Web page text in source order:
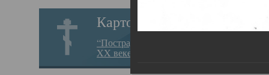
Картотека
“Пострадавшие за веру в
XX веке на Севере”